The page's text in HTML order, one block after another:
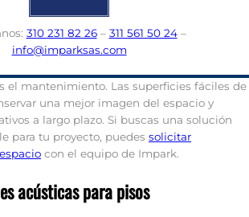
310 231 82 26– 311 561 50 24–
info@imparksas.com
el mantenimiento. Las superficies fáciles de
una mejor imagen del espacio y
a largo plazo. Si buscas una solución
para tu proyecto, puedes solicitar
con el equipo de Impark.
acústicas para pisos